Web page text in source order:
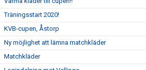
Träningsstart 2020!
KVB-cupen, Åstorp
Ny möjlighet att lämna matchkläder
Matchkläder